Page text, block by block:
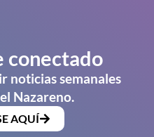
conectado
noticias semanales
Nazareno.
AQUÍ